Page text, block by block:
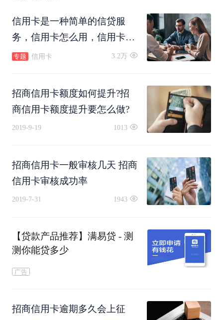
2、工作证明：
司名称、部门、岗位及收入情况，加盖公章或人事
章），或经核实过原件并注明的工作证（或者名
可以是银行的代发工资记录，或所得税扣缴凭
证，或房、车、存款和投资市值证明文件（如房产
证/汽车行驶证/银行定期存单的复印件）等能证明
你个人财产水平的资料。另外还可提供一些可供参
考的证明文件：比如招行储蓄卡近3个月的流水，
信用卡是一种简单的信贷服
务，信用卡怎么用，信用卡怎
么还款，信用卡可以转账吗，
专题 信用卡 3.2万
招商信用卡额度如何提升?招
商信用卡额度提升要怎么做?
2019-9-19 1013
招商信用卡一般审核几天 招商
信用卡审核成功率
2019-7-31 1943
【贷款产品推荐】满易贷 - 测
测你能贷多少
广告
招商信用卡逾期多久会上征